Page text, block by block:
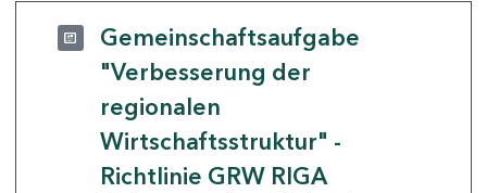
Gemeinschaftsaufgabe
"Verbesserung der
regionalen
Wirtschaftsstruktur" -
Richtlinie GRW RIGA